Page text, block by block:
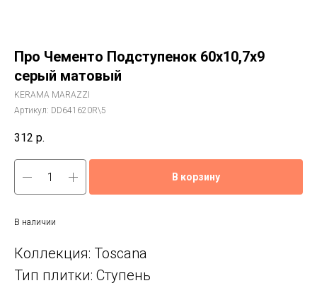
Про Чементо Подступенок 60x10,7x9
серый матовый
KERAMA MARAZZI
Артикул: DD641620R\5
312 р.
В корзину
В наличии
Коллекция: Toscana
Тип плитки: Ступень